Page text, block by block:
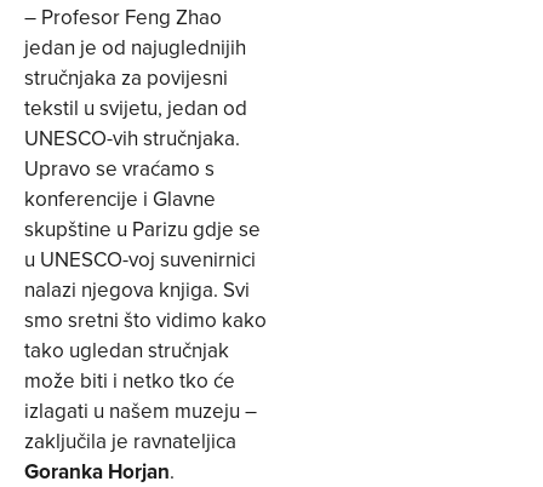
– Profesor Feng Zhao
jedan je od najuglednijih
stručnjaka za povijesni
tekstil u svijetu, jedan od
UNESCO-vih stručnjaka.
Upravo se vraćamo s
konferencije i Glavne
skupštine u Parizu gdje se
u UNESCO-voj suvenirnici
nalazi njegova knjiga. Svi
smo sretni što vidimo kako
tako ugledan stručnjak
može biti i netko tko će
izlagati u našem muzeju –
zaključila je ravnateljica
Goranka Horjan.